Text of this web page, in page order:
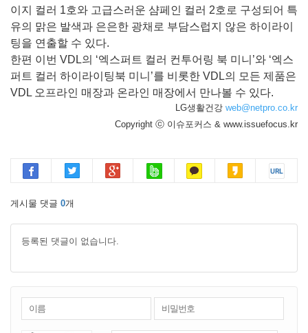
이지 컬러 1호와 고급스러운 샴페인 컬러 2호로 구성되어 특
유의 맑은 발색과 은은한 광채로 부담스럽지 않은 하이라이
팅을 연출할 수 있다.
한편 이번 VDL의 ‘엑스퍼트 컬러 컨투어링 북 미니’와 ‘엑스
퍼트 컬러 하이라이팅북 미니’를 비롯한 VDL의 모든 제품은
VDL 오프라인 매장과 온라인 매장에서 만나볼 수 있다.
LG생활건강 web@netpro.co.kr
Copyright ⓒ 이슈포커스 & www.issuefocus.kr
게시물 댓글 0개
등록된 댓글이 없습니다.